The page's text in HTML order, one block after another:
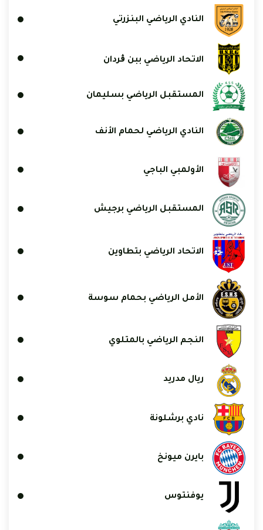
النادي الرياضي البنزرتي
الاتحاد الرياضي ببن ڨردان
المستقبل الرياضي بسليمان
النادي الرياضي لحمام الأنف
الأولمبي الباجي
المستقبل الرياضي برجيش
الاتحاد الرياضي بتطاوين
الأمل الرياضي بحمام سوسة
النجم الرياضي بالمتلوي
ريال مدريد
نادي برشلونة
بايرن ميونخ
يوفنتوس